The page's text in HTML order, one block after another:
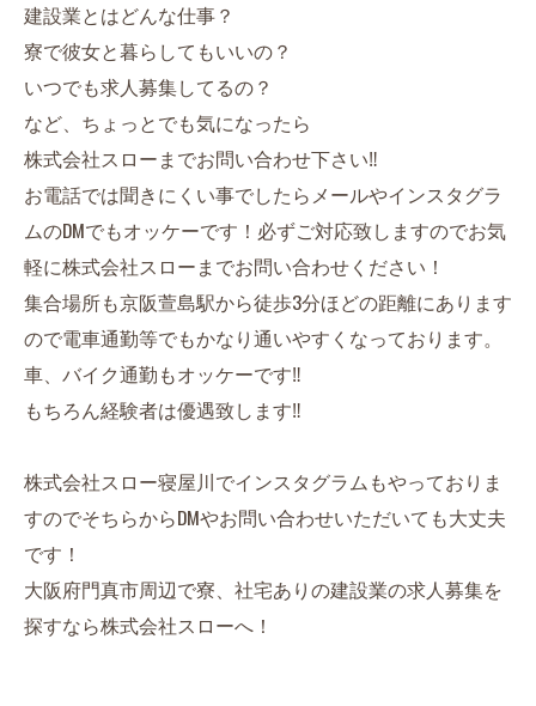
建設業とはどんな仕事？
寮で彼女と暮らしてもいいの？
いつでも求人募集してるの？
など、ちょっとでも気になったら
株式会社スローまでお問い合わせ下さい‼︎
お電話では聞きにくい事でしたらメールやインスタグラ
ムのDMでもオッケーです！必ずご対応致しますのでお気
軽に株式会社スローまでお問い合わせください！
集合場所も京阪萱島駅から徒歩3分ほどの距離にあります
ので電車通勤等でもかなり通いやすくなっております。
車、バイク通勤もオッケーです‼︎
もちろん経験者は優遇致します‼︎
株式会社スロー寝屋川でインスタグラムもやっておりま
すのでそちらからDMやお問い合わせいただいても大丈夫
です！
大阪府門真市周辺で寮、社宅ありの建設業の求人募集を
探すなら株式会社スローへ！